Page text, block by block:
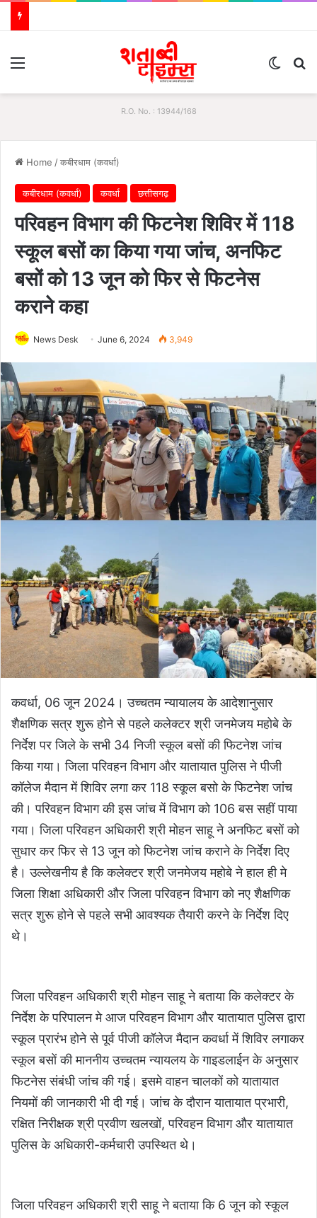
Menu
R.O. No. : 13944/168
Home /कबीरधाम (कवर्धा)
कबीरधाम (कवर्धा) कवर्धा छत्तीसगढ़
परिवहन विभाग की फिटनेश शिविर में 118
स्कूल बसों का किया गया जांच, अनफिट
बसों को 13 जून को फिर से फिटनेस
कराने कहा
News Desk June 6, 2024 3,949
कवर्धा, 06 जून 2024। उच्चतम न्यायालय के आदेशानुसार
शैक्षणिक सत्र शुरू होने से पहले कलेक्टर श्री जनमेजय महोबे के
निर्देश पर जिले के सभी 34 निजी स्कूल बसों की फिटनेश जांच
किया गया। जिला परिवहन विभाग और यातायात पुलिस ने पीजी
कॉलेज मैदान में शिविर लगा कर 118 स्कूल बसो के फिटनेश जांच
की। परिवहन विभाग की इस जांच में विभाग को 106 बस सहीं पाया
गया। जिला परिवहन अधिकारी श्री मोहन साहू ने अनफिट बसों को
सुधार कर फिर से 13 जून को फिटनेश जांच कराने के निर्देश दिए
है। उल्लेखनीय है कि कलेक्टर श्री जनमेजय महोबे ने हाल ही मे
जिला शिक्षा अधिकारी और जिला परिवहन विभाग को नए शैक्षणिक
सत्र शुरू होने से पहले सभी आवश्यक तैयारी करने के निर्देश दिए
थे।
जिला परिवहन अधिकारी श्री मोहन साहू ने बताया कि कलेक्टर के
निर्देश के परिपालन मे आज परिवहन विभाग और यातायात पुलिस द्वारा
स्कूल प्रारंभ होने से पूर्व पीजी कॉलेज मैदान कवर्धा में शिविर लगाकर
स्कूल बसों की माननीय उच्चतम न्यायलय के गाइडलाईन के अनुसार
फिटनेस संबंधी जांच की गई। इसमे वाहन चालकों को यातायात
नियमों की जानकारी भी दी गई। जांच के दौरान यातायात प्रभारी,
रक्षित निरीक्षक श्री प्रवीण खलखों, परिवहन विभाग और यातायात
पुलिस के अधिकारी-कर्मचारी उपस्थित थे।
जिला परिवहन अधिकारी श्री साहू ने बताया कि 6 जून को स्कूल